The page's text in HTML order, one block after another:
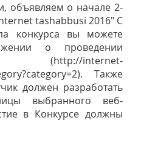
объявляем о начале 2-
tashabbusi 2016" С
конкурса вы можете
о проведении
internet-
Также
должен разработать
выбранного веб-
в Конкурсе должны